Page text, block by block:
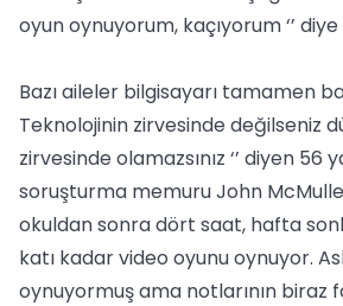
oyun oynuyorum, kaçıyorum ‘’
Bazı aileler bilgisayarı tamamen
Teknolojinin zirvesinde değilseniz
zirvesinde olamazsınız ‘’ diyen 56
soruşturma memuru John
okuldan sonra dört saat, hafta
katı kadar video oyunu oynuyor.
oynuyormuş ama notlarının biraz